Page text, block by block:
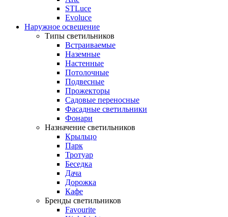
STLuce
Evoluce
Наружное освещение
Типы светильников
Встраиваемые
Наземные
Настенные
Потолочные
Подвесные
Прожекторы
Садовые переносные
Фасадные светильники
Фонари
Назначение светильников
Крыльцо
Парк
Тротуар
Беседка
Дача
Дорожка
Кафе
Бренды светильников
Favourite